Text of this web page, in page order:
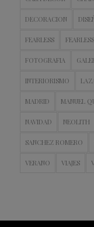
DECORACION
FEARLESS
FOTOGRAFIA
INTERIORISMO
MADRID MANUEL
NAVIDAD NEOLITH
SANCHEZ ROMERO
VERANO VIAJES